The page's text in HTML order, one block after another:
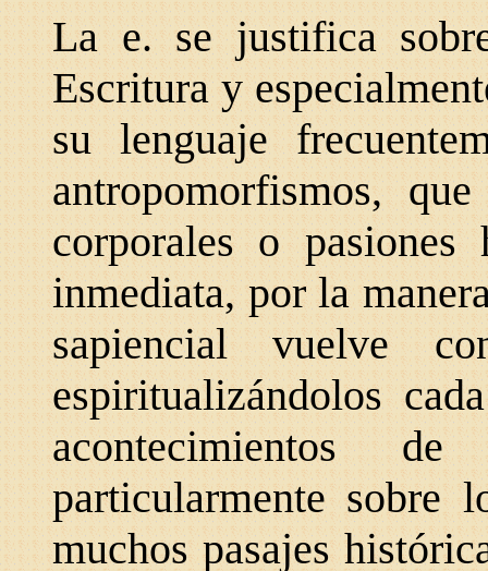
La e. se justifica
Escritura y
su lenguaje
antropomorfismos,
corporales o pasiones
inmediata, por la
sapiencial vuelve
espiritualizándolos
acontecimientos
particularmente sobre
muchos pasajes